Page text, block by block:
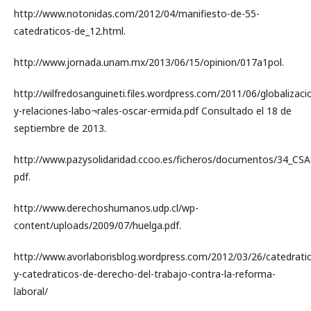
http://www.notonidas.com/2012/04/manifiesto-de-55-
catedraticos-de_12.html.
http://www.jornada.unam.mx/2013/06/15/opinion/017a1pol.
http://wilfredosanguineti.files.wordpress.com/2011/06/
y-relaciones-labo¬rales-oscar-ermida.pdf Consultado el 18 de
septiembre de 2013.
http://www.pazysolidaridad.ccoo.es/ficheros/documentos/
pdf.
http://www.derechoshumanos.udp.cl/wp-
content/uploads/2009/07/huelga.pdf.
http://www.avorlaborisblog.wordpress.com/2012/03/26/
y-catedraticos-de-derecho-del-trabajo-contra-la-reforma-
laboral/